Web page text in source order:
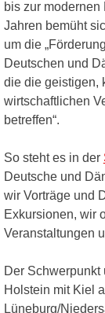
bis zur modernen
Jahren bemüht
um die
Deutschen und
die die geistigen,
wirtschaftlichen
betreffen“.
So steht es in der
Deutsche und
wir Vorträge und
Exkursionen, wir
Veranstaltungen
Der
Holstein mit Kiel
Lüneburg/